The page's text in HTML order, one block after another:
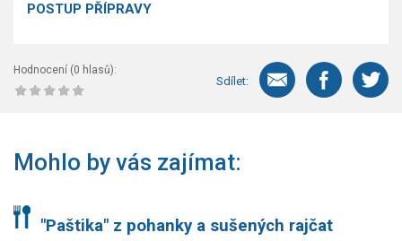
POSTUP PŘÍPRAVY
Hodnocení (0 hlasů):
Sdílet:
Mohlo by vás zajímat:
"Paštika" z pohanky a sušených rajčat